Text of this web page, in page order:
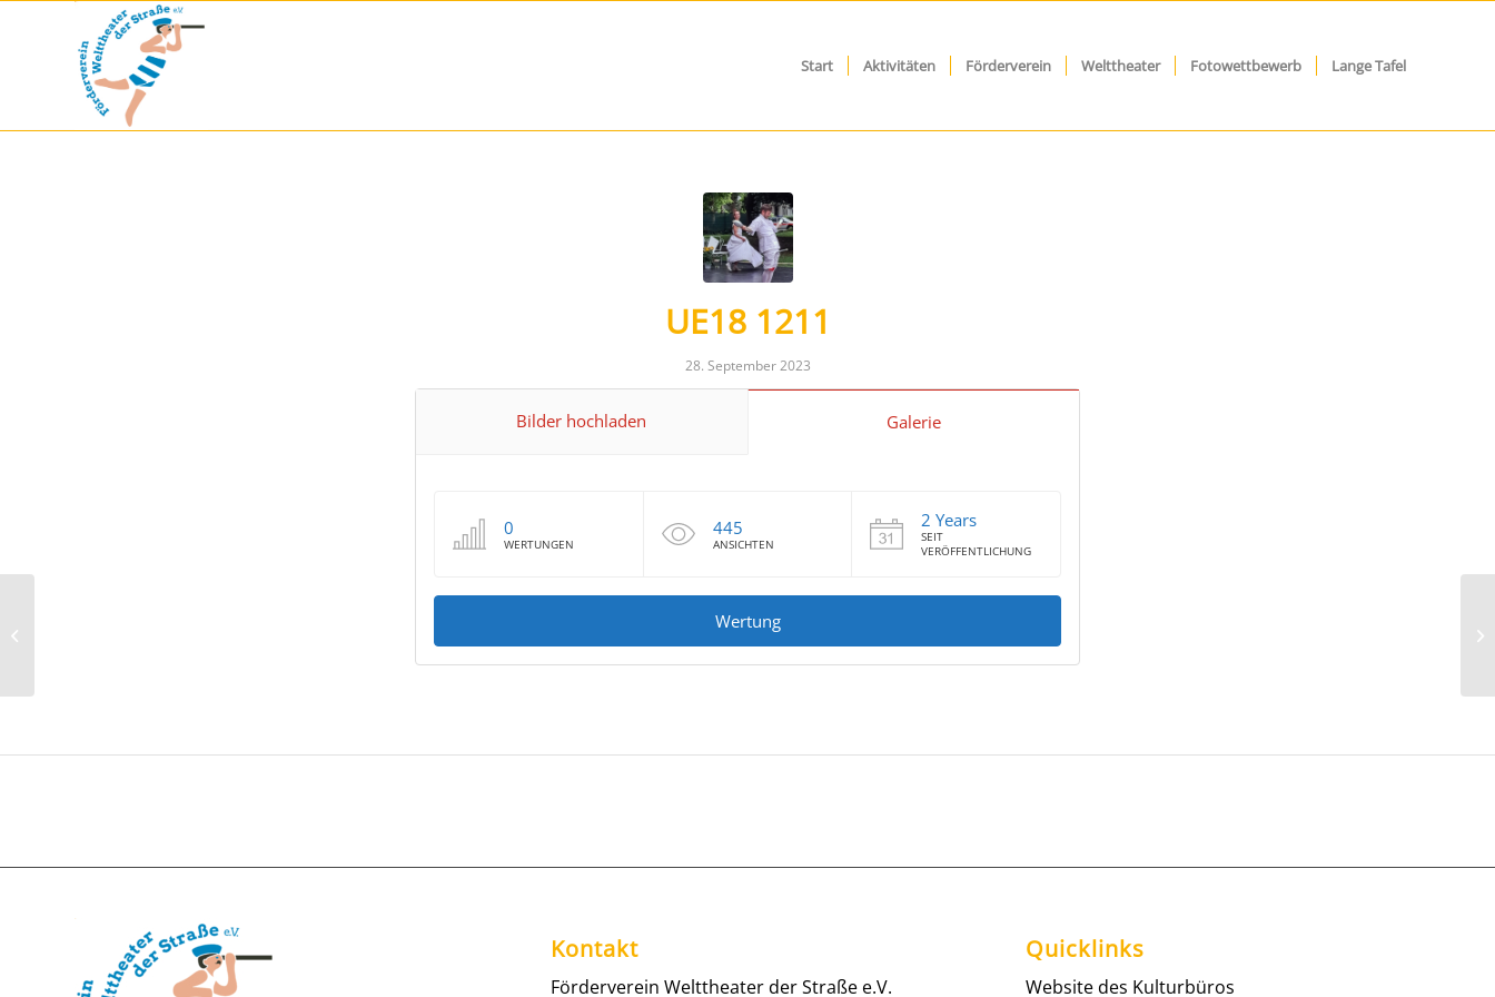
Start Aktivitäten Förderverein Welttheater Fotowettbewerb Lange Tafel
UE18 1211
28. September 2023
Bilder hochladen Galerie
0
WERTUNGEN
445
ANSICHTEN
2 Years
SEIT
VERÖFFENTLICHUNG
Wertung
Kontakt
Förderverein Welttheater der Straße e.V.
Quicklinks
Website des Kulturbüros